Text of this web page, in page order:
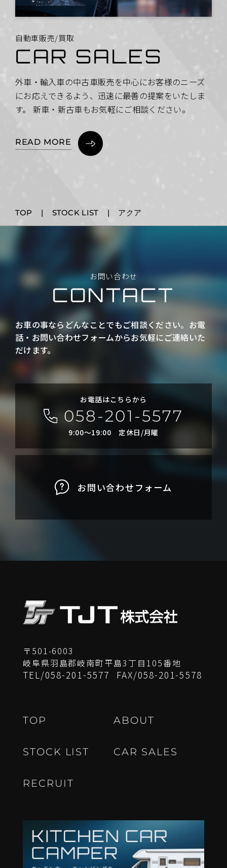
自動車販売/買取
CAR SALES
外車・輸入車の中古車販売を中心にお客様のニーズ
にお応えできるよう、迅速に最善の提案をいたしま
す。 新車・新古車もお気軽にご相談ください。
READ MORE
TOP STOCK LIST アクア
お問い合わせ
CONTACT
お車の事ならどんなことでもご相談ください。お電
話・お問い合わせフォームからお気軽にご連絡いた
だけます。
お電話はこちらから
058-201-5577
9:00〜19:00 定休日/月曜
お問い合わせフォーム
〒501-6003
岐阜県羽島郡岐南町平島3丁目105番地
TEL/058-201-5577 FAX/058-201-5578
TOP A BOUT
STOC K LI ST CAR SALES
R EC R U IT